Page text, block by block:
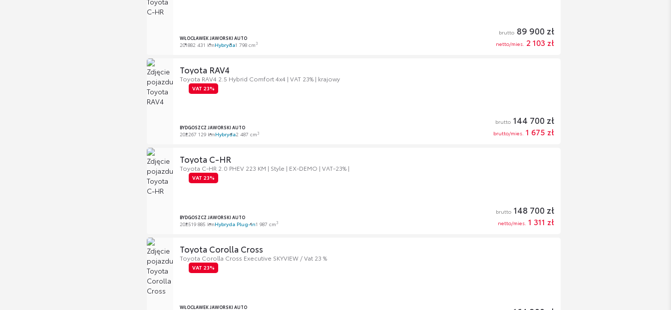
WŁOCŁAWEK JAWORSKI AUTO
201882 431 kmHybryda1 798 cm3
brutto 89 900 zł
netto/mies. 2 103 zł
Toyota RAV4
Toyota RAV4 2.5 Hybrid Comfort 4x4 | VAT 23% | krajowy
VAT 23%
BYDGOSZCZ JAWORSKI AUTO
202267 129 kmHybryda2 487 cm3
brutto 144 700 zł
brutto/mies. 1 675 zł
Toyota C-HR
Toyota C-HR 2.0 PHEV 223 KM | Style | EX-DEMO | VAT-23% |
VAT 23%
BYDGOSZCZ JAWORSKI AUTO
202519 885 kmHybryda Plug-in1 987 cm3
brutto 148 700 zł
netto/mies. 1 311 zł
Toyota Corolla Cross
Toyota Corolla Cross Executive SKYVIEW / Vat 23 %
VAT 23%
WŁOCŁAWEK JAWORSKI AUTO